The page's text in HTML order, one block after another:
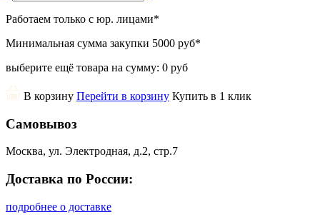
Работаем только с юр. лицами*
Минимальная сумма закупки 5000 руб*
выберите ещё товара на сумму: 0 руб
В корзину Перейти в корзину Купить в 1 клик
Самовывоз
Москва, ул. Электродная, д.2, стр.7
Доставка по России:
подробнее о доставке